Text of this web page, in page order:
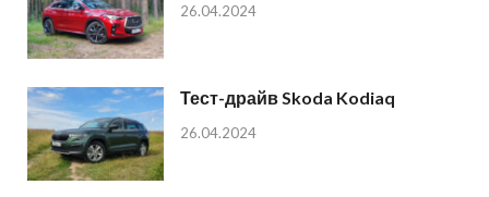
26.04.2024
Тест-драйв Skoda Kodiaq
26.04.2024